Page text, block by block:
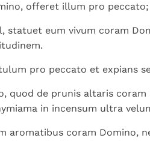
offeret illum pro peccato;
statuet eum vivum coram
pro peccato et expians
quod de prunis altaris
in incensum ultra
aromatibus coram Domino,